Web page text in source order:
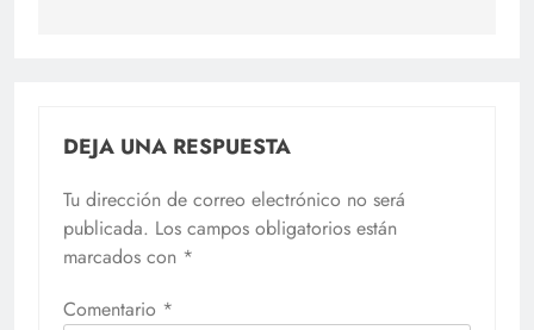
DEJA UNA RESPUESTA
Tu dirección de correo electrónico no será
publicada. Los campos obligatorios están
marcados con *
Comentario *